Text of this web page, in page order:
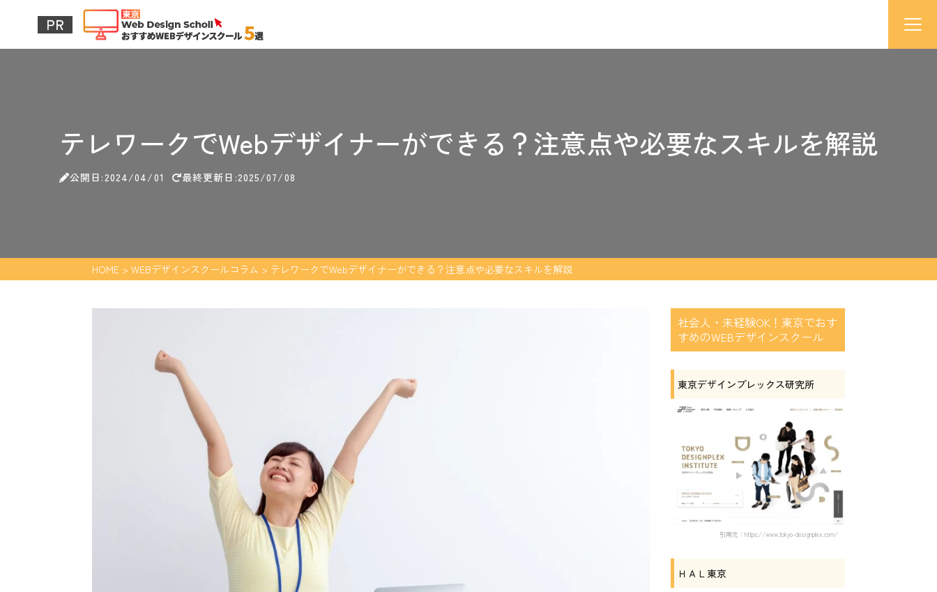
テレワークでWebデザイナーができる？注意点や必要なスキルを解説
公開日:2024/04/01 最終更新日:2025/07/08
HOME > WEBデザインスクールコラム > テレワークでWebデザイナーができる？注意点や必要なスキルを解説
社会人・未経験OK！東京でおす
すめのWEBデザインスクール
東京デザインプレックス研究所
引用元：https://www.tokyo-designplex.com/
ＨＡＬ東京